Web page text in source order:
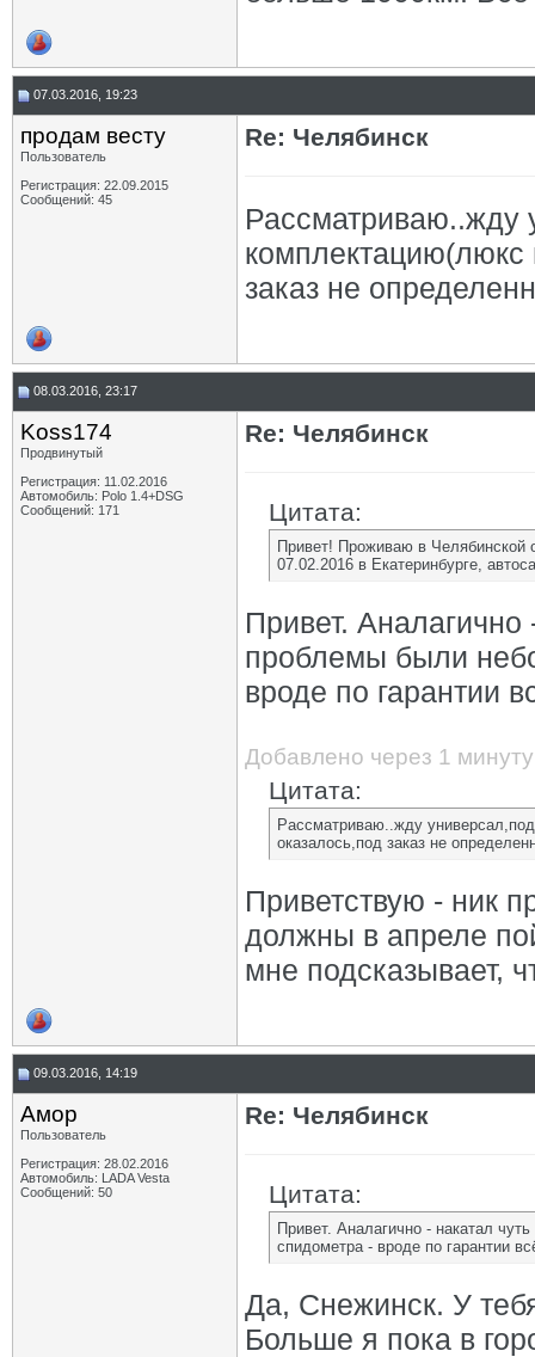
07.03.2016, 19:23
продам весту
Пользователь
Регистрация: 22.09.2015
Сообщений: 45
Re: Челябинск
Рассматриваю..жду
комплектацию(люкс
заказ не
08.03.2016, 23:17
Koss174
Продвинутый
Регистрация: 11.02.2016
Автомобиль: Polo 1.4+DSG
Сообщений: 171
Re: Челябинск
Цитата:
Привет! Проживаю в Челябинской
07.02.2016 в Екатеринбурге,
Привет.
проблемы были
вроде по гарантии
Добавлено через 1 минуту
Цитата:
Рассматриваю..жду
оказалось,под заказ не
Приветствую - ник
должны в апреле
мне подсказывает,
09.03.2016, 14:19
Амор
Пользователь
Регистрация: 28.02.2016
Автомобиль: LADA Vesta
Сообщений: 50
Re: Челябинск
Цитата:
Привет. Аналагично - накатал
спидометра - вроде по гарантии
Да, Снежинск. У
Больше я пока в